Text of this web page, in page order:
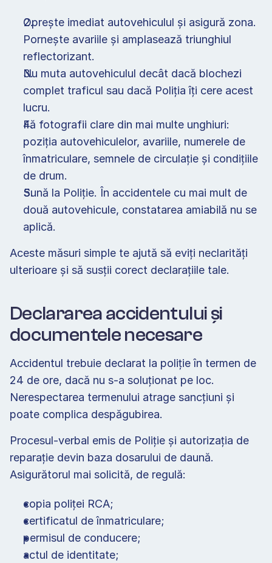
Oprește imediat autovehiculul și asigură zona.
Pornește avariile și amplasează triunghiul
reflectorizant.
Nu muta autovehiculul decât dacă blochezi
complet traficul sau dacă Poliția îți cere acest
lucru.
Fă fotografii clare din mai multe unghiuri:
poziția autovehiculelor, avariile, numerele de
înmatriculare, semnele de circulație și condițiile
de drum.
Sună la Poliție. În accidentele cu mai mult de
două autovehicule, constatarea amiabilă nu se
aplică.
Aceste măsuri simple te ajută să eviți neclarități
ulterioare și să susții corect declarațiile tale.
Declararea accidentului și
documentele necesare
Accidentul trebuie declarat la poliție în termen de
24 de ore, dacă nu s-a soluționat pe loc.
Nerespectarea termenului atrage sancțiuni și
poate complica despăgubirea.
Procesul-verbal emis de Poliție și autorizația de
reparație devin baza dosarului de daună.
Asigurătorul mai solicită, de regulă:
copia poliței RCA;
certificatul de înmatriculare;
permisul de conducere;
actul de identitate;